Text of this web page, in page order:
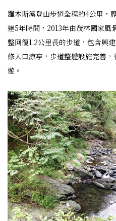
羅木斯溪登山步道全程約4公里，
達5年時間，2013年由茂林國家風
整回復1.2公里長的步道，包含興
修入口涼亭，步道整體設施完善
遊。